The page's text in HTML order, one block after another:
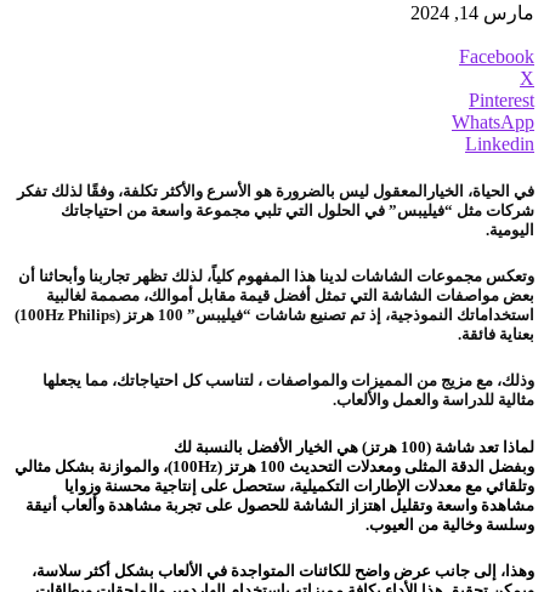
مارس 14, 2024
Facebook
X
Pinterest
WhatsApp
Linkedin
في الحياة، الخيارالمعقول ليس بالضرورة هو الأسرع والأكثر تكلفة، وفقًا لذلك تفكر
شركات مثل “فيليبس” في الحلول التي تلبي مجموعة واسعة من احتياجاتك
اليومية.
وتعكس مجموعات الشاشات لدينا هذا المفهوم كلياً، لذلك تظهر تجاربنا وأبحاثنا أن
بعض مواصفات الشاشة التي تمثل أفضل قيمة مقابل أموالك، مصممة لغالبية
استخداماتك النموذجية، إذ تم تصنيع شاشات “فيليبس” 100 هرتز (100Hz Philips)
بعناية فائقة.
وذلك، مع مزيج من المميزات والمواصفات ، لتناسب كل احتياجاتك، مما يجعلها
مثالية للدراسة والعمل والألعاب.
لماذا تعد شاشة (100 هرتز) هي الخيار الأفضل بالنسبة لك
وبفضل الدقة المثلى ومعدلات التحديث 100 هرتز (100Hz)، والموازنة بشكل مثالي
وتلقائي مع معدلات الإطارات التكميلية، ستحصل على إنتاجية محسنة وزوايا
مشاهدة واسعة وتقليل اهتزاز الشاشة للحصول على تجربة مشاهدة وألعاب أنيقة
وسلسة وخالية من العيوب.
وهذا، إلى جانب عرض واضح للكائنات المتواجدة في الألعاب بشكل أكثر سلاسة،